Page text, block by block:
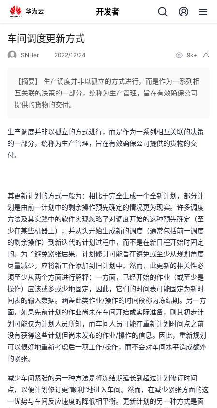
开发者
返
人
我
发
者
我
的
博
客
我
的
论
坛
我
的
圈
子
我
的
直
播
我
的
活
我
的
我
车间调度更新方式
SNHer 2022/12/24 9k+
【摘要】 生产调度并非以孤立的方式进行，而是作为一系列相
互关联的决策的一部分，统称为生产管理，旨在有效确保公司
提供的货物的交付。
生产调度并非以孤立的方式进行，而是作为一系列相互关联的决策
的一部分，统称为生产管理，旨在有效确保公司提供的货物的交
付。
其更新计划的方式一般为：相比于完全生成一个全新计划，部分计
划是由前一计划中的剩余操作预先确定的情况更为现实。许多调度
方法及其实践中的软件实现忽略了对调度开始的这种预先确定（至
少在某些机器上），并从头开始生成新的调度（通常包括前一调度
的剩余操作）到新迭代的计划过程中，而不是在新日程开始时固定
的。为了避免紧张后果，计划修订可能旨在避免或至少从规划角度
尽量减少，应将新工作添加到旧计划中。然而，此更新的相关性必
须至少从两个方面进行解释：一方面，已经开始的作业（或至少是
操作）应该或多或少地固定，因此，它们的时间表可能固定为新时
间表的输入数据。涵盖此类作业/操作的时间段称为冻结期。另一方
面，如果先前计划的作业尚未在车间开始或实际准备，则其初步计
划可能仅为计划人员所知，而车间人员可能在重新计划时间点之前
没有获得这些计划但尚未发布的作业/操作的信息。因此，重新规划
可以很好地重新考虑后一项工作/操作，而不会对车间水平造成额外
的紧张。
减少车间紧张的另一种方法是将冻结期延长到超过计划修订时间
点，以便计划修订更“顺利”地进入车间。然而，在减少紧张方面的这
一优势与车间反应速度的降低相平衡。更新计划的另一种方式是面